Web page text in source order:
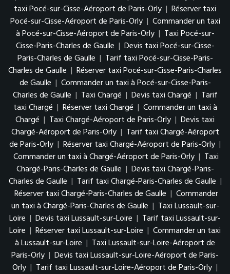
taxi Pocé-sur-Cisse-Aéroport de Paris-Orly | Réserver taxi
Pocé-sur-Cisse-Aéroport de Paris-Orly | Commander un taxi
à Pocé-sur-Cisse-Aéroport de Paris-Orly | Taxi Pocé-sur-
Cisse-Paris-Charles de Gaulle | Devis taxi Pocé-sur-Cisse-
Paris-Charles de Gaulle | Tarif taxi Pocé-sur-Cisse-Paris-
Charles de Gaulle | Réserver taxi Pocé-sur-Cisse-Paris-Charles
de Gaulle | Commander un taxi à Pocé-sur-Cisse-Paris-
Charles de Gaulle | Taxi Chargé | Devis taxi Chargé | Tarif
taxi Chargé | Réserver taxi Chargé | Commander un taxi à
Chargé | Taxi Chargé-Aéroport de Paris-Orly | Devis taxi
Chargé-Aéroport de Paris-Orly | Tarif taxi Chargé-Aéroport
de Paris-Orly | Réserver taxi Chargé-Aéroport de Paris-Orly |
Commander un taxi à Chargé-Aéroport de Paris-Orly | Taxi
Chargé-Paris-Charles de Gaulle | Devis taxi Chargé-Paris-
Charles de Gaulle | Tarif taxi Chargé-Paris-Charles de Gaulle |
Réserver taxi Chargé-Paris-Charles de Gaulle | Commander
un taxi à Chargé-Paris-Charles de Gaulle | Taxi Lussault-sur-
Loire | Devis taxi Lussault-sur-Loire | Tarif taxi Lussault-sur-
Loire | Réserver taxi Lussault-sur-Loire | Commander un taxi
à Lussault-sur-Loire | Taxi Lussault-sur-Loire-Aéroport de
Paris-Orly | Devis taxi Lussault-sur-Loire-Aéroport de Paris-
Orly | Tarif taxi Lussault-sur-Loire-Aéroport de Paris-Orly |